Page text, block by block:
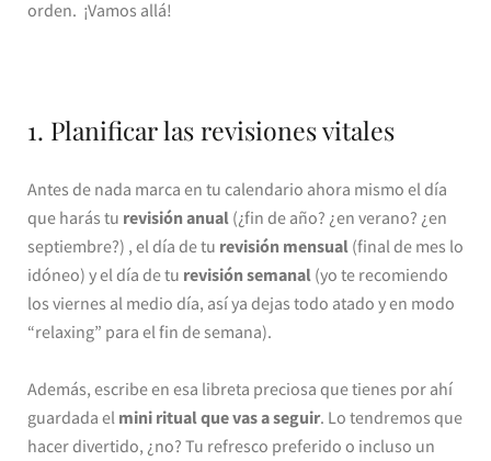
orden. ¡Vamos allá!
1. Planificar las revisiones vitales
Antes de nada marca en tu calendario ahora mismo el día
que harás tu revisión anual (¿fin de año? ¿en verano? ¿en
septiembre?) , el día de tu revisión mensual (final de mes lo
idóneo) y el día de tu revisión semanal (yo te recomiendo
los viernes al medio día, así ya dejas todo atado y en modo
“relaxing” para el fin de semana).
Además, escribe en esa libreta preciosa que tienes por ahí
guardada el mini ritual que vas a seguir. Lo tendremos que
hacer divertido, ¿no? Tu refresco preferido o incluso un